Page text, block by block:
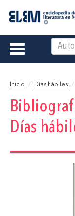
Toggle
Inicio Días hábiles
Días